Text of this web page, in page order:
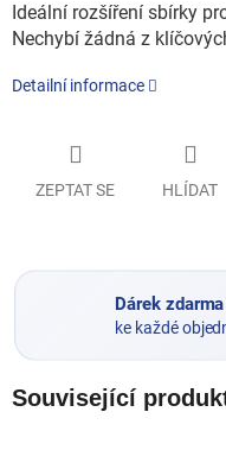
Ideální rozšíření sbírky
Nechybí žádná z
Detailní informace
ZEPTAT SE HLÍDAT
Dárek
ke každé
Související